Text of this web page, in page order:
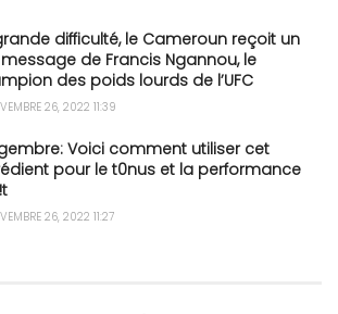
difficulté, le Cameroun reçoit un
de Francis Ngannou, le
des poids lourds de l’UFC
26, 2022 11:39
Voici comment utiliser cet
pour le t0nus et la performance
26, 2022 11:27